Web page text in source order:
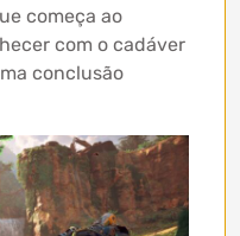
começa ao
com o cadáver
conclusão